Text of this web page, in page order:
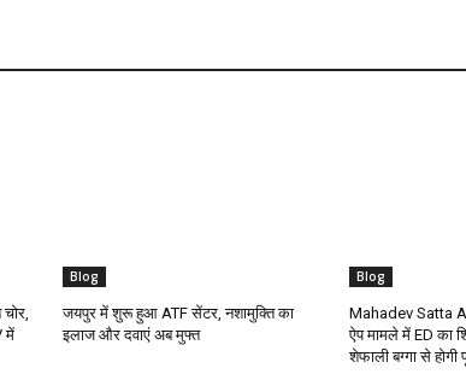
में
Blog
जयपुर में शुरू हुआ ATF सेंटर, नशामुक्ति का
इलाज और दवाएं अब मुफ्त
Blog
Mahadev Satta
ऐप मामले में ED का
शेफाली बग्गा से होगी